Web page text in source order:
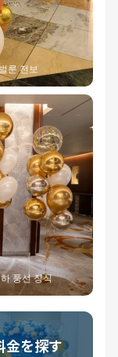
룬 전보
풍선 장식
金を探す